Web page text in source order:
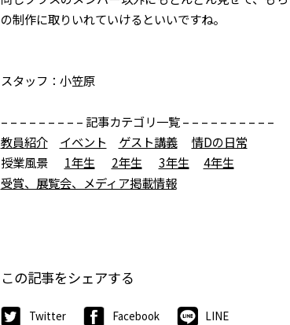
の制作に取りいれていけるといいですね。
スタッフ：小笠原
– – – – – – – – – 記事カテゴリ一覧 – – – – – – – – – –
教員紹介
イベント ゲスト講義
情Dの日常
授業風景 1年生 2年生 3年生
4年生
受賞、展覧会、メディア掲載情報
この記事をシェアする
Twitter Facebook LINE